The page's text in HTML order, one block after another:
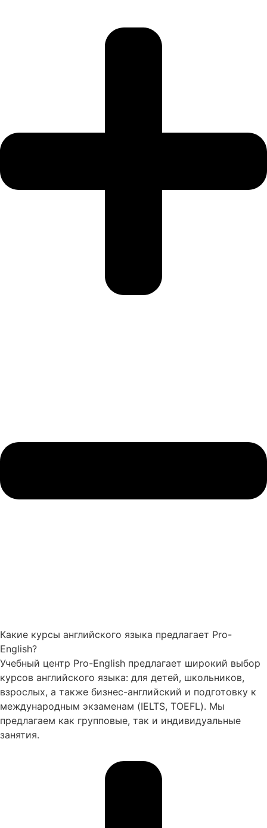
Какие курсы английского языка предлагает Pro-
English?
Учебный центр Pro-English предлагает широкий выбор
курсов английского языка: для детей, школьников,
взрослых, а также бизнес-английский и подготовку к
международным экзаменам (IELTS, TOEFL). Мы
предлагаем как групповые, так и индивидуальные
занятия.